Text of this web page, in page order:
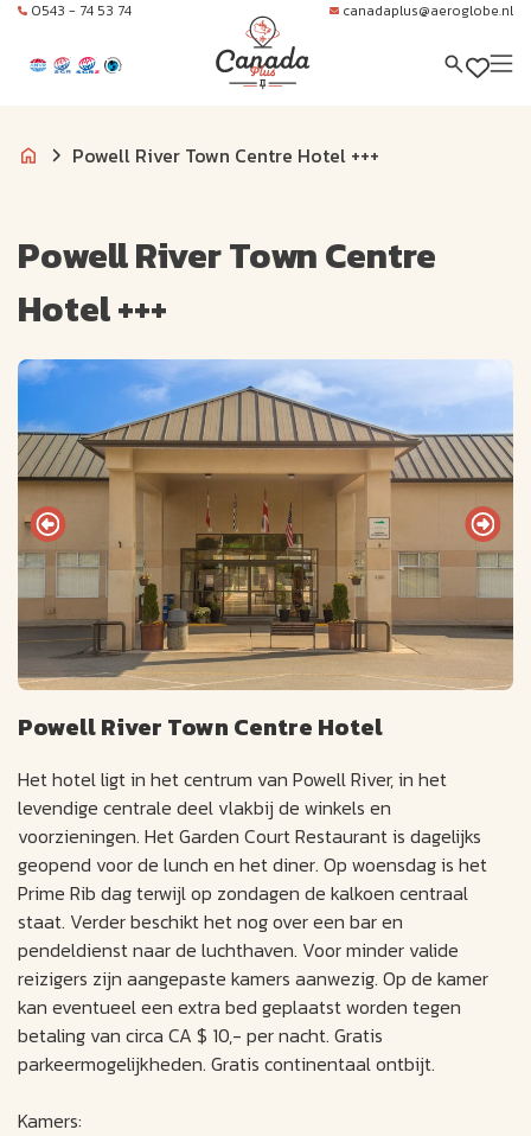
0543 - 74 53 74 canadaplus@aeroglobe.nl
Powell River Town Centre Hotel +++
Powell River Town Centre
Hotel +++
Powell River Town Centre Hotel
Het hotel ligt in het centrum van Powell River, in het
levendige centrale deel vlakbij de winkels en
voorzieningen. Het Garden Court Restaurant is dagelijks
geopend voor de lunch en het diner. Op woensdag is het
Prime Rib dag terwijl op zondagen de kalkoen centraal
staat. Verder beschikt het nog over een bar en
pendeldienst naar de luchthaven. Voor minder valide
reizigers zijn aangepaste kamers aanwezig. Op de kamer
kan eventueel een extra bed geplaatst worden tegen
betaling van circa CA $ 10,- per nacht. Gratis
parkeermogelijkheden. Gratis continentaal ontbijt.
Kamers: